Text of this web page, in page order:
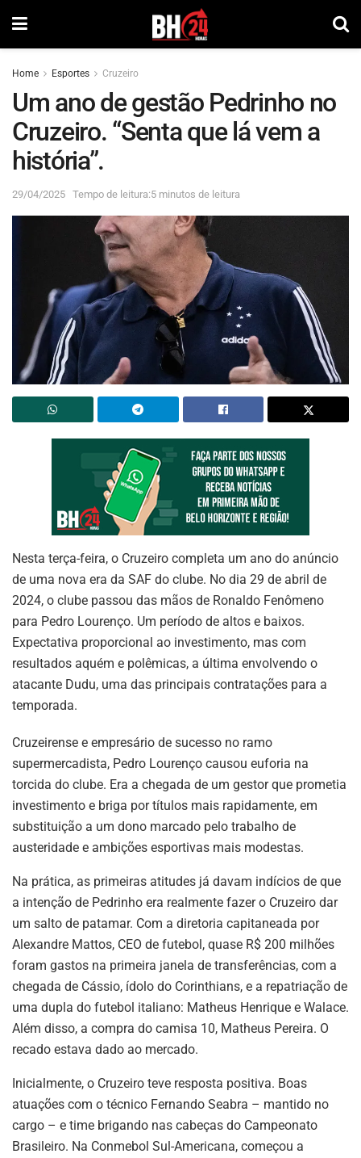
Home Esportes Cruzeiro
Um ano de gestão Pedrinho no
Cruzeiro. “Senta que lá vem a
história”.
29/04/2025 Tempo de leitura:5 minutos de leitura
Nesta terça-feira, o Cruzeiro completa um ano do anúncio
de uma nova era da SAF do clube. No dia 29 de abril de
2024, o clube passou das mãos de Ronaldo Fenômeno
para Pedro Lourenço. Um período de altos e baixos.
Expectativa proporcional ao investimento, mas com
resultados aquém e polêmicas, a última envolvendo o
atacante Dudu, uma das principais contratações para a
temporada.
Cruzeirense e empresário de sucesso no ramo
supermercadista, Pedro Lourenço causou euforia na
torcida do clube. Era a chegada de um gestor que prometia
investimento e briga por títulos mais rapidamente, em
substituição a um dono marcado pelo trabalho de
austeridade e ambições esportivas mais modestas.
Na prática, as primeiras atitudes já davam indícios de que
a intenção de Pedrinho era realmente fazer o Cruzeiro dar
um salto de patamar. Com a diretoria capitaneada por
Alexandre Mattos, CEO de futebol, quase R$ 200 milhões
foram gastos na primeira janela de transferências, com a
chegada de Cássio, ídolo do Corinthians, e a repatriação de
uma dupla do futebol italiano: Matheus Henrique e Walace.
Além disso, a compra do camisa 10, Matheus Pereira. O
recado estava dado ao mercado.
Inicialmente, o Cruzeiro teve resposta positiva. Boas
atuações com o técnico Fernando Seabra – mantido no
cargo – e time brigando nas cabeças do Campeonato
Brasileiro. Na Conmebol Sul-Americana, começou a